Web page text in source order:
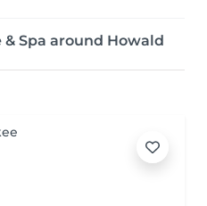
& Spa around Howald